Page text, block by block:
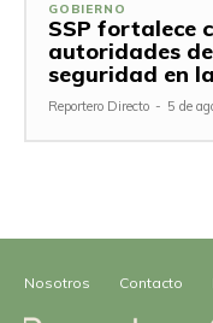
GOBIERNO
SSP fortalece
autoridades
seguridad en
Reportero Directo - 5 de
Nosotros Contacto